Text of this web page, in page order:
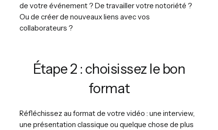
de votre événement ? De travailler votre notoriété ?
Ou de créer de nouveaux liens avec vos
collaborateurs ?
Étape 2 : choisissez le bon
format
Réfléchissez au format de votre vidéo : une interview,
une présentation classique ou quelque chose de plus